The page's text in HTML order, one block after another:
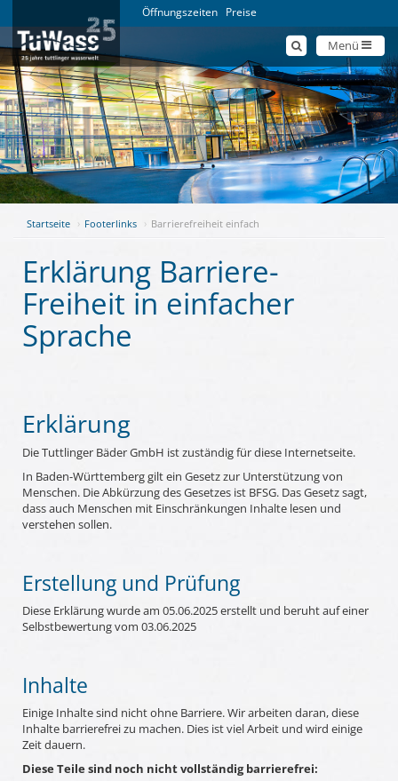
Öffnungszeiten Preise
Menü
Startseite Footerlinks Barrierefreiheit einfach
Erklärung Barriere-
Freiheit in einfacher
Sprache
Erklärung
Die Tuttlinger Bäder GmbH ist zuständig für diese Internetseite.
In Baden-Württemberg gilt ein Gesetz zur Unterstützung von
Menschen. Die Abkürzung des Gesetzes ist BFSG. Das Gesetz sagt,
dass auch Menschen mit Einschränkungen Inhalte lesen und
verstehen sollen.
Erstellung und Prüfung
Diese Erklärung wurde am 05.06.2025 erstellt und beruht auf einer
Selbstbewertung vom 03.06.2025
Inhalte
Einige Inhalte sind nicht ohne Barriere. Wir arbeiten daran, diese
Inhalte barrierefrei zu machen. Dies ist viel Arbeit und wird einige
Zeit dauern.
Diese Teile sind noch nicht vollständig barrierefrei: